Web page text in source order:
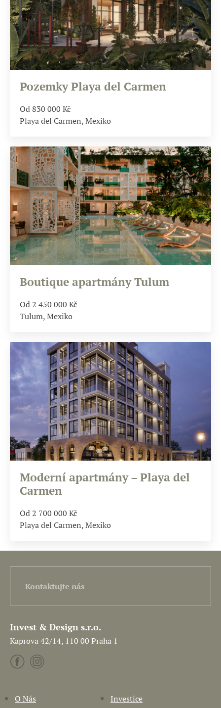
Pozemky Playa del Carmen
Od 830 000 Kč
Playa del Carmen, Mexiko
Boutique apartmány Tulum
Od 2 450 000 Kč
Tulum, Mexiko
Moderní apartmány – Playa del
Carmen
Od 2 700 000 Kč
Playa del Carmen, Mexiko
Kontaktujte nás
Invest & Design s.r.o.
Kaprova 42/14, 110 00 Praha 1
O Nás
Investice